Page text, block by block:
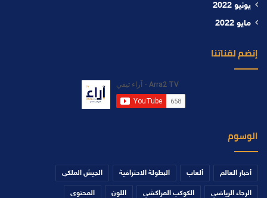
يونيو 2022
مايو 2022
إنضم لقناتنا
الوسوم
أخبار العالم ألعاب البطولة الاحترافية الجيش الملكي
الرجاء الرياضي الكوكب المراكشي اللون المحتوى